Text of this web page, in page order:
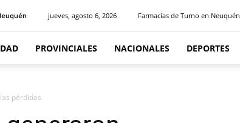
jueves, agosto 6, 2026 Farmacias de Turno en Neuquén
PROVINCIALES NACIONALES DEPORTES
pérdidas